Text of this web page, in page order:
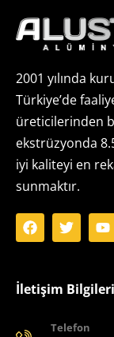
2001 yılında
Türkiye’de
üreticilerinden
ekstrüzyonda
iyi kaliteyi en
sunmaktır.
İletişim
Telefon